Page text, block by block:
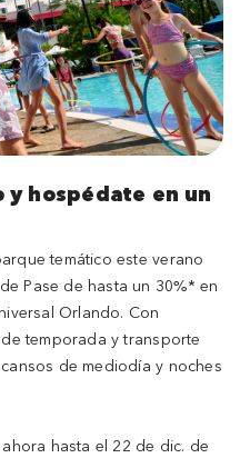
hospédate en un
temático este verano
Pase de hasta un 30%* en
Orlando. Con
temporada y transporte
de mediodía y noches
hasta el 22 de dic. de